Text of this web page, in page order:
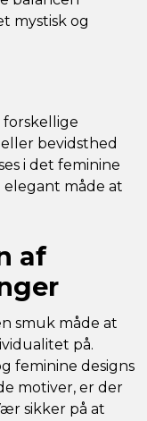
mystisk og
bevidsthed
i det feminine
elegant måde at
af
smuk måde at
på.
feminine designs
motiver, er der
sikker på at